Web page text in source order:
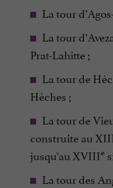
La tour
La tour
Prat-Lahitte ;
La tour de
Hèches ;
La tour de
construite au
jusqu’au XVIIIe
La tour des